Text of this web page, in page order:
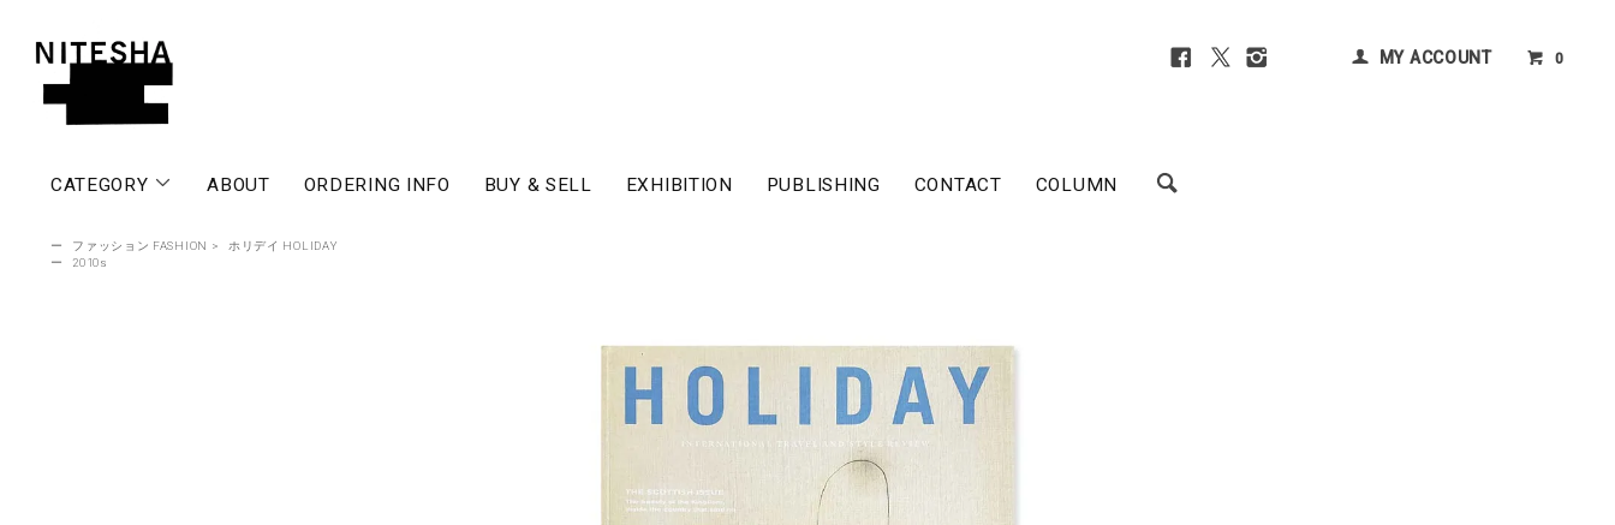
MY ACCOUNT 0
CATEGORY ABOUT ORDERING INFO BUY & SELL EXHIBITION PUBLISHING CONTACT COLUMN
ー ファッション FASHION >
ホリデイ HOLIDAY
ー
2010s